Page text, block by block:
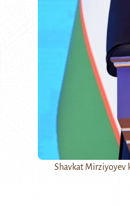
Shavkat Mirziyoyev